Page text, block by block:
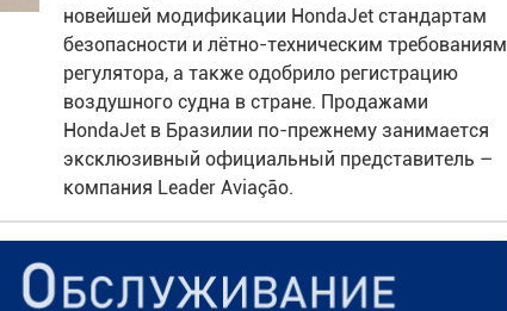
новейшей модификации HondaJet стандартам
безопасности и лётно-техническим требованиям
регулятора, а также одобрило регистрацию
воздушного судна в стране. Продажами
HondaJet в Бразилии по-прежнему занимается
эксклюзивный официальный представитель –
компания Leader Aviação.